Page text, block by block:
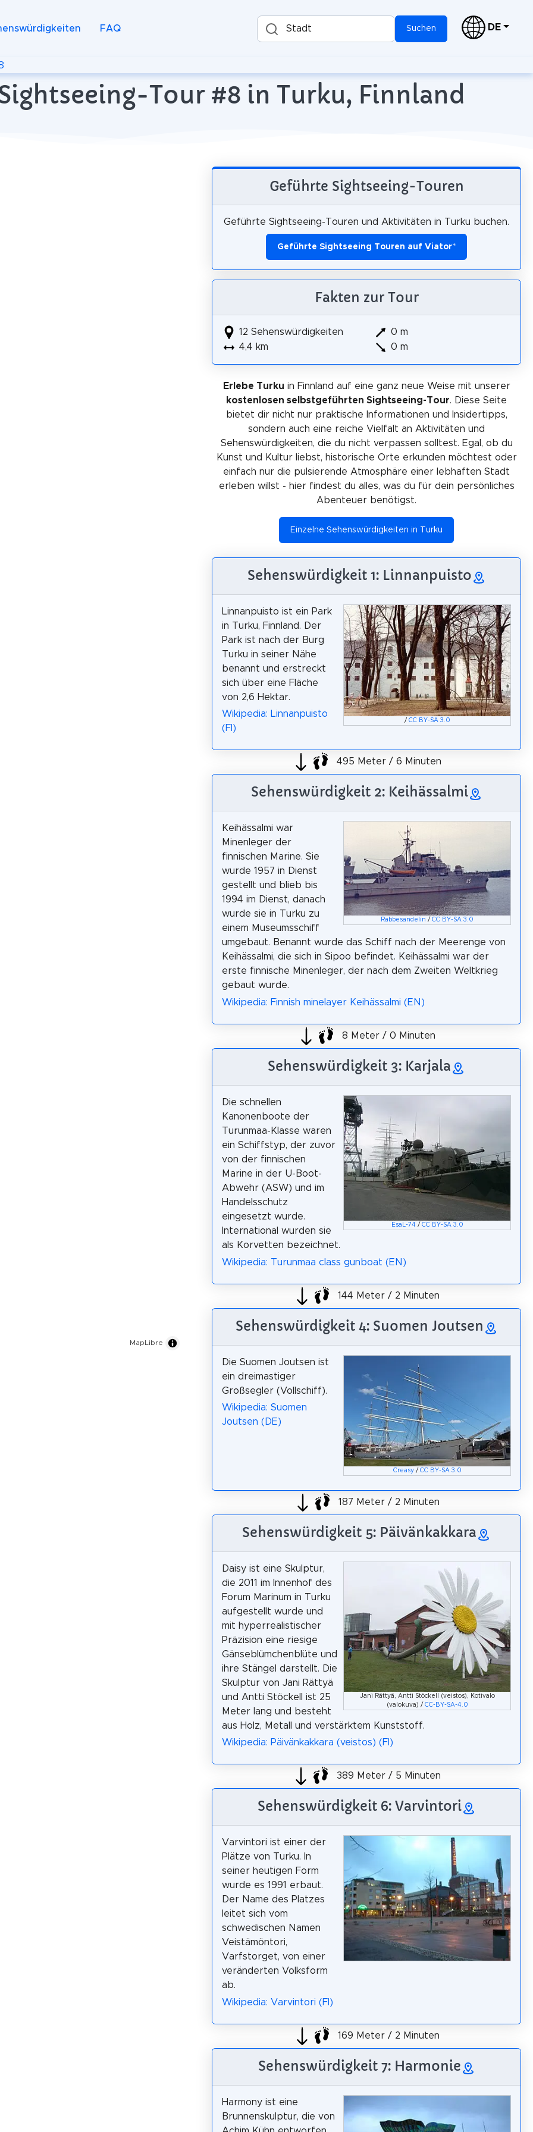
FAQ Stadt Suchen DE
Tour #8 in Turku, Finnland
MapLibre
Geführte Sightseeing-Touren
Geführte Sightseeing-Touren und Aktivitäten in Turku buchen.
Geführte Sightseeing Touren auf Viator*
Fakten zur Tour
12 Sehenswürdigkeiten
4,4 km
0 m
0 m
Erlebe Turku in Finnland auf eine ganz neue Weise mit unserer
kostenlosen selbstgeführten Sightseeing-Tour. Diese Seite
bietet dir nicht nur praktische Informationen und Insidertipps,
sondern auch eine reiche Vielfalt an Aktivitäten und
Sehenswürdigkeiten, die du nicht verpassen solltest. Egal, ob du
Kunst und Kultur liebst, historische Orte erkunden möchtest oder
einfach nur die pulsierende Atmosphäre einer lebhaften Stadt
erleben willst - hier findest du alles, was du für dein persönliches
Abenteuer benötigst.
Einzelne Sehenswürdigkeiten in Turku
Sehenswürdigkeit 1: Linnanpuisto
/ CC BY-SA 3.0
Linnanpuisto ist ein Park
in Turku, Finnland. Der
Park ist nach der Burg
Turku in seiner Nähe
benannt und erstreckt
sich über eine Fläche
von 2,6 Hektar.
Wikipedia: Linnanpuisto
(FI)
495 Meter / 6 Minuten
Sehenswürdigkeit 2: Keihässalmi
Rabbesandelin /CC BY-SA 3.0
Keihässalmi war
Minenleger der
finnischen Marine. Sie
wurde 1957 in Dienst
gestellt und blieb bis
1994 im Dienst, danach
wurde sie in Turku zu
einem Museumsschiff
umgebaut. Benannt wurde das Schiff nach der Meerenge von
Keihässalmi, die sich in Sipoo befindet. Keihässalmi war der
erste finnische Minenleger, der nach dem Zweiten Weltkrieg
gebaut wurde.
Wikipedia: Finnish minelayer Keihässalmi (EN)
8 Meter / 0 Minuten
Sehenswürdigkeit 3: Karjala
EsaL-74 / CC BY-SA 3.0
Die schnellen
Kanonenboote der
Turunmaa-Klasse waren
ein Schiffstyp, der zuvor
von der finnischen
Marine in der U-Boot-
Abwehr (ASW) und im
Handelsschutz
eingesetzt wurde.
International wurden sie
als Korvetten bezeichnet.
Wikipedia: Turunmaa class gunboat (EN)
144 Meter / 2 Minuten
Sehenswürdigkeit 4: Suomen Joutsen
Creasy/ CC BY-SA 3.0
Die Suomen Joutsen ist
ein dreimastiger
Großsegler (Vollschiff).
Wikipedia: Suomen
Joutsen (DE)
187 Meter / 2 Minuten
Sehenswürdigkeit 5: Päivänkakkara
Jani Rättyä, Antti Stöckell (veistos), Kotivalo
(valokuva) / CC-BY-SA-4.0
Daisy ist eine Skulptur,
die 2011 im Innenhof des
Forum Marinum in Turku
aufgestellt wurde und
mit hyperrealistischer
Präzision eine riesige
Gänseblümchenblüte und
ihre Stängel darstellt. Die
Skulptur von Jani Rättyä
und Antti Stöckell ist 25
Meter lang und besteht
aus Holz, Metall und verstärktem Kunststoff.
Wikipedia: Päivänkakkara (veistos) (FI)
389 Meter / 5 Minuten
Sehenswürdigkeit 6: Varvintori
Varvintori ist einer der
Plätze von Turku. In
seiner heutigen Form
wurde es 1991 erbaut.
Der Name des Platzes
leitet sich vom
schwedischen Namen
Veistämöntori,
Varfstorget, von einer
veränderten Volksform
ab.
Wikipedia: Varvintori (FI)
169 Meter / 2 Minuten
Sehenswürdigkeit 7: Harmonie
Harmony ist eine
Brunnenskulptur, die von